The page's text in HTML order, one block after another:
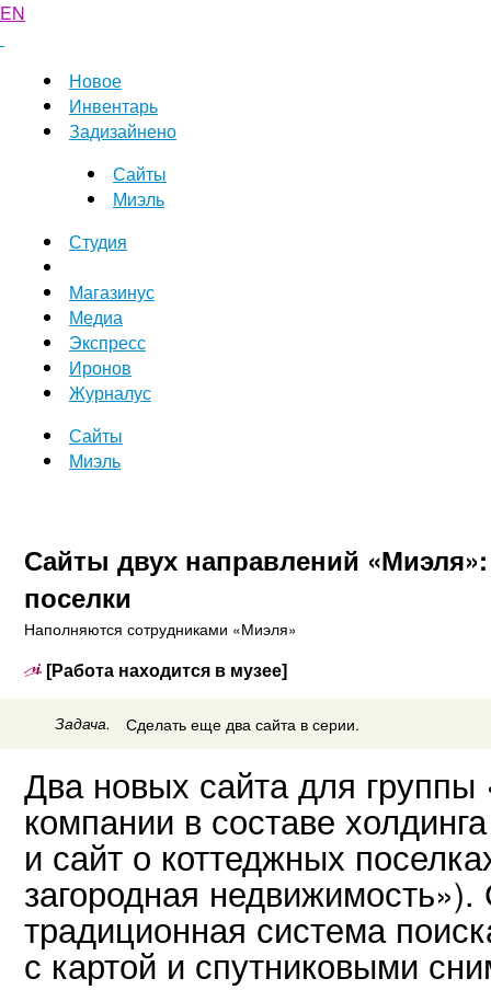
EN
Новое
Инвентарь
Задизайнено
Сайты
Миэль
Студия
Магазинус
Медиа
Экспресс
Иронов
Журналус
Сайты
Миэль
Сайты двух направлений
поселки
Наполняются сотрудниками «Миэля»
[Работа находится в музее]
Задача. Сделать еще два сайта в серии.
Два новых сайта для
компании в составе
и сайт о коттеджных
загородная
традиционная система
с картой и спутниковыми